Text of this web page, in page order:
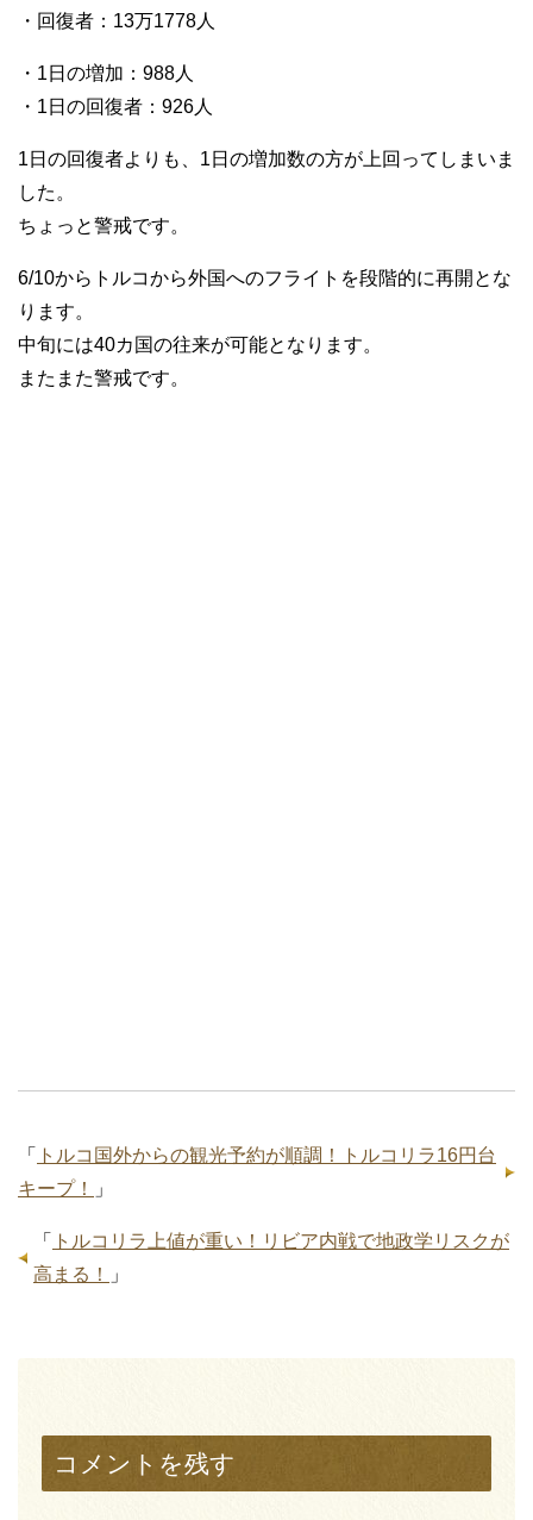
・回復者：13万1778人
・1日の増加：988人
・1日の回復者：926人
1日の回復者よりも、1日の増加数の方が上回ってしまいま
した。
ちょっと警戒です。
6/10からトルコから外国へのフライトを段階的に再開とな
ります。
中旬には40カ国の往来が可能となります。
またまた警戒です。
「
トルコ国外からの観光予約が順調！トルコリラ16円台
キープ！
」
「
トルコリラ上値が重い！リビア内戦で地政学リスクが
高まる！
」
コメントを残す